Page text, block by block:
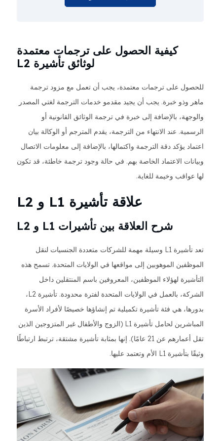
كيفية الحصول على ترجمات معتمدة
لوثائق تأشيرة L2
للحصول على ترجمات معتمدة، يجب أن تعمل مع مزود ترجمة
ماهر وذو خبرة. يجب أن يجيد مقدمو خدمات الترجمة لغتي المصدر
والوجهة، بالإضافة إلى خبرة في ترجمة الوثائق القانونية أو
الرسمية. عند الانتهاء من الترجمة، يقدم المترجم أو الوكالة بيان
اعتماد يؤكد دقة الترجمة واكتمالها، بالإضافة إلى معلومات الاتصال
وبيانات الاعتماد الخاصة بهم. في حالة وجود ترجمة خاطئة، قد تكون
لها عواقب وخيمة للغاية.
علاقة تأشيرة L1 و L2
شرح العلاقة بين تأشيرات L1 و L2
تعد تأشيرة L1 وسيلة مهمة للشركات متعددة الجنسيات لنقل
الموظفين الموهوبين إلى مواقعها في الولايات المتحدة. تسمح هذه
التأشيرة لهؤلاء الموظفين، المعروفين باسم المنتقلين داخل
الشركة، بالعمل في الولايات المتحدة لفترة محدودة. تأشيرة L2،
بدورها، هي فئة تأشيرة تكميلية تم إنشاؤها خصيصًا لأفراد الأسرة
المباشرين لحامل تأشيرة L1 (الزوج والأطفال غير المتزوجين الذين
تقل أعمارهم عن 21 عامًا). إنها بمثابة تأشيرة مشتقة، ترتبط ارتباطًا
وثيقًا بتأشيرة L1 الأم وتعتمد عليها.